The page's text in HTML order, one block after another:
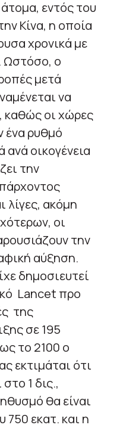
εντός του
Κίνα, η οποία
χρονικά με
Ωστόσο, ο
μετά
να
καθώς οι χώρες
ένα ρυθμό
ανά οικογένεια
την
λίγες, ακόμη
οι
την
αύξηση.
δημοσιευτεί
Lancet προ
της
σε 195
το 2100 ο
εκτιμάται ότι
1 δις.,
θα είναι
750 εκατ. και η